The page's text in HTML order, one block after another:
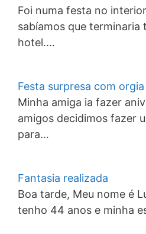
Foi numa festa no
sabíamos que terminaria
hotel.…
Festa surpresa com
Minha amiga ia fazer
amigos decidimos fazer
para…
Fantasia realizada
Boa tarde, Meu nome é
tenho 44 anos e minha